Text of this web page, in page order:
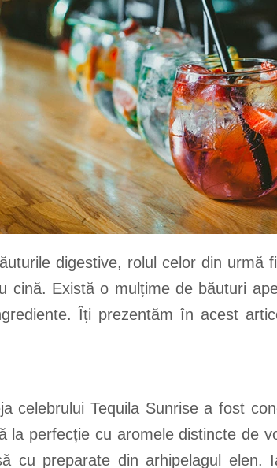
digestive, rolul celor din urmă
cină. Există o mulțime de băuturi
Îți prezentăm în acest
celebrului Tequila Sunrise a fost
la perfecție cu aromele distincte de
cu preparate din arhipelagul elen.